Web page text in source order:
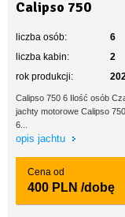
Calipso 750
liczba osób:
6
liczba kabin:
2
rok produkcji:
Calipso 750 6 Ilość osób
jachty motorowe Calipso
6...
opis jachtu
Cena od
400 PLN /dobę